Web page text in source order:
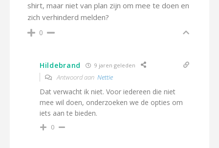
shirt, maar niet van plan zijn om mee te doen en
zich verhinderd melden?
0
Hildebrand 9 jaren geleden
Antwoord aan Nettie
Dat verwacht ik niet. Voor iedereen die niet
mee wil doen, onderzoeken we de opties om
iets aan te bieden.
0